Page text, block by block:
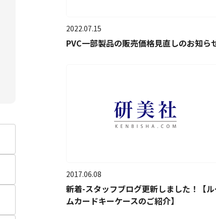
2022.07.15
PVC一部製品の販売価格見直しのお知ら
2017.06.08
新着-スタッフブログ更新しました！【ル
ムカードキーケースのご紹介】